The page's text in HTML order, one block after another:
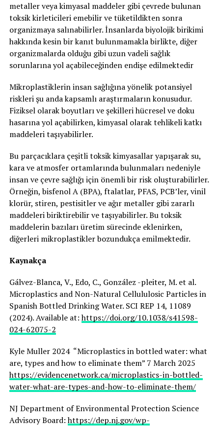
metaller veya kimyasal maddeler gibi çevrede bulunan
toksik kirleticileri emebilir ve tüketildikten sonra
organizmaya salınabilirler. İnsanlarda biyolojik birikimi
hakkında kesin bir kanıt bulunmamakla birlikte, diğer
organizmalarda olduğu gibi uzun vadeli sağlık
sorunlarına yol açabileceğinden endişe edilmektedir
Mikroplastiklerin insan sağlığına yönelik potansiyel
riskleri şu anda kapsamlı araştırmaların konusudur.
Fiziksel olarak boyutları ve şekilleri hücresel ve doku
hasarına yol açabilirken, kimyasal olarak tehlikeli katkı
maddeleri taşıyabilirler.
Bu parçacıklara çeşitli toksik kimyasallar yapışarak su,
kara ve atmosfer ortamlarında bulunmaları nedeniyle
insan ve çevre sağlığı için önemli bir risk oluşturabilirler.
Örneğin, bisfenol A (BPA), ftalatlar, PFAS, PCB’ler, vinil
klorür, stiren, pestisitler ve ağır metaller gibi zararlı
maddeleri biriktirebilir ve taşıyabilirler. Bu toksik
maddelerin bazıları üretim sürecinde eklenirken,
diğerleri mikroplastikler bozundukça emilmektedir.
Kaynakça
Gálvez-Blanca, V., Edo, C., González -pleiter, M. et al.
Microplastics and Non-Natural Cellululosic Particles in
Spanish Bottled Drinking Water. SCI REP 14, 11089
(2024). Available at:https://doi.org/10.1038/s41598-
024-62075-2
Kyle Muller 2024 “Microplastics in bottled water: what
are, types and how to eliminate them” 7 March 2025
https://evidencenetwork.ca/microplastics-in-bottled-
water-what-are-types-and-how-to-eliminate-them/
NJ Department of Environmental Protection Science
Advisory Board:https://dep.nj.gov/wp-